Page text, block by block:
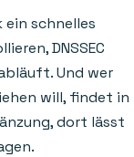
ein schnelles
DNSSEC
Und wer
will, findet in
dort lässt